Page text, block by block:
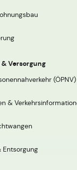
Versorgung
(ÖPNV)
&
Entsorgung